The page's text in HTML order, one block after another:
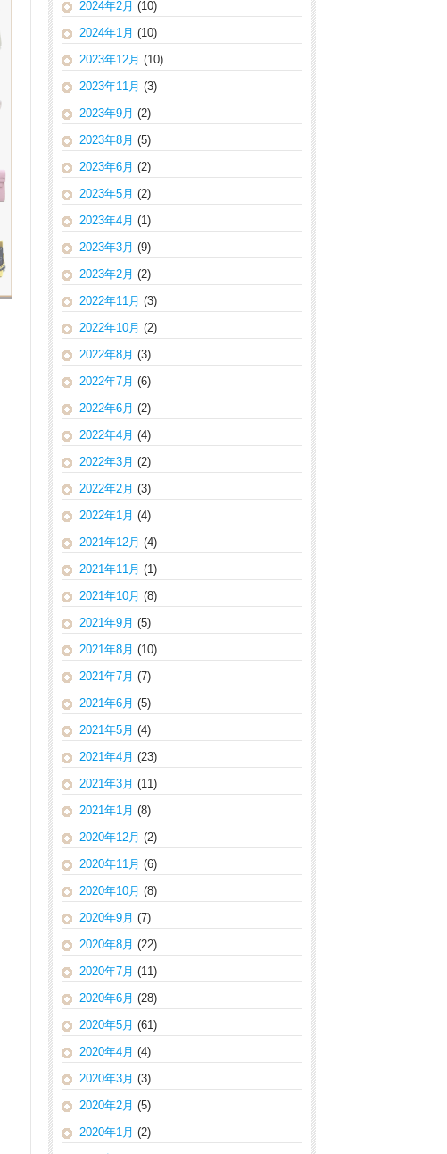
2024年2月 (10)
2024年1月 (10)
2023年12月 (10)
2023年11月 (3)
2023年9月 (2)
2023年8月 (5)
2023年6月 (2)
2023年5月 (2)
2023年4月 (1)
2023年3月 (9)
2023年2月 (2)
2022年11月 (3)
2022年10月 (2)
2022年8月 (3)
2022年7月 (6)
2022年6月 (2)
2022年4月 (4)
2022年3月 (2)
2022年2月 (3)
2022年1月 (4)
2021年12月 (4)
2021年11月 (1)
2021年10月 (8)
2021年9月 (5)
2021年8月 (10)
2021年7月 (7)
2021年6月 (5)
2021年5月 (4)
2021年4月 (23)
2021年3月 (11)
2021年1月 (8)
2020年12月 (2)
2020年11月 (6)
2020年10月 (8)
2020年9月 (7)
2020年8月 (22)
2020年7月 (11)
2020年6月 (28)
2020年5月 (61)
2020年4月 (4)
2020年3月 (3)
2020年2月 (5)
2020年1月 (2)